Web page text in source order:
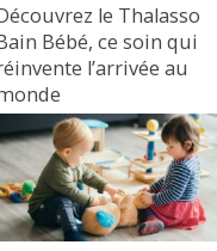
le Thalasso
Bébé, ce soin qui
l’arrivée au
28 juillet 2025